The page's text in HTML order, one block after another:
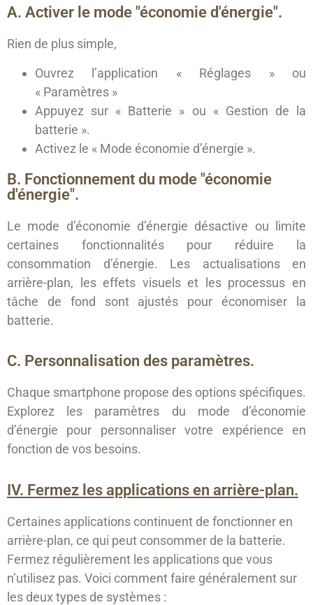
A. Activer le mode "économie d'énergie".
Rien de plus simple,
Ouvrez l’application « Réglages » ou
« Paramètres »
Appuyez sur « Batterie » ou « Gestion de la
batterie ».
Activez le « Mode économie d’énergie ».
B. Fonctionnement du mode "économie
d'énergie".
Le mode d’économie d’énergie désactive ou limite
certaines fonctionnalités pour réduire la
consommation d’énergie. Les actualisations en
arrière-plan, les effets visuels et les processus en
tâche de fond sont ajustés pour économiser la
batterie.
C. Personnalisation des paramètres.
Chaque smartphone propose des options spécifiques.
Explorez les paramètres du mode d’économie
d’énergie pour personnaliser votre expérience en
fonction de vos besoins.
IV. Fermez les applications en arrière-plan.
Certaines applications continuent de fonctionner en
arrière-plan, ce qui peut consommer de la batterie.
Fermez régulièrement les applications que vous
n’utilisez pas. Voici comment faire généralement sur
les deux types de systèmes :